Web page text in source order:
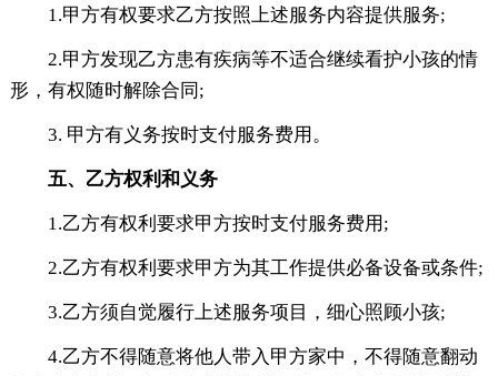
1.甲方有权要求乙方按照上述服务内容提供服务;
2.甲方发现乙方患有疾病等不适合继续看护小孩的情
形，有权随时解除合同;
3. 甲方有义务按时支付服务费用。
五、乙方权利和义务
1.乙方有权利要求甲方按时支付服务费用;
2.乙方有权利要求甲方为其工作提供必备设备或条件;
3.乙方须自觉履行上述服务项目，细心照顾小孩;
4.乙方不得随意将他人带入甲方家中，不得随意翻动